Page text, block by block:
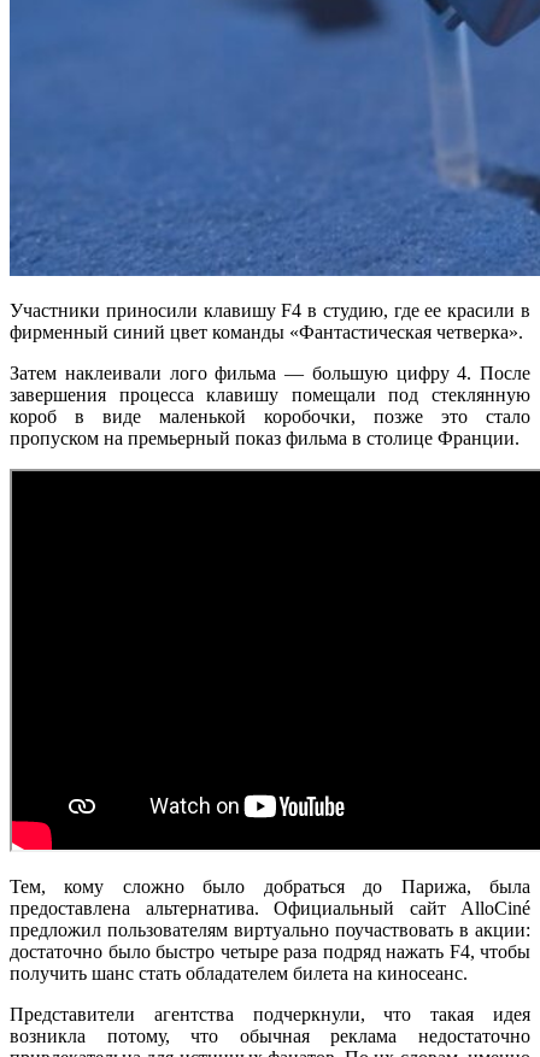
Участники приносили клавишу F4 в студию, где ее красили в
фирменный синий цвет команды «Фантастическая четверка».
Затем наклеивали лого фильма — большую цифру 4. После
завершения процесса клавишу помещали под стеклянную
короб в виде маленькой коробочки, позже это стало
пропуском на премьерный показ фильма в столице Франции.
Тем, кому сложно было добраться до Парижа, была
предоставлена альтернатива. Официальный сайт AlloCiné
предложил пользователям виртуально поучаствовать в акции:
достаточно было быстро четыре раза подряд нажать F4, чтобы
получить шанс стать обладателем билета на киносеанс.
Представители агентства подчеркнули, что такая идея
возникла потому, что обычная реклама недостаточно